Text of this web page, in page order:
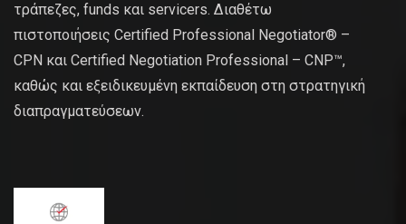
τράπεζες, funds και servicers. Διαθέτω
πιστοποιήσεις Certified Professional Negotiator® –
CPN και Certified Negotiation Professional – CNP™,
καθώς και εξειδικευμένη εκπαίδευση στη στρατηγική
διαπραγματεύσεων.